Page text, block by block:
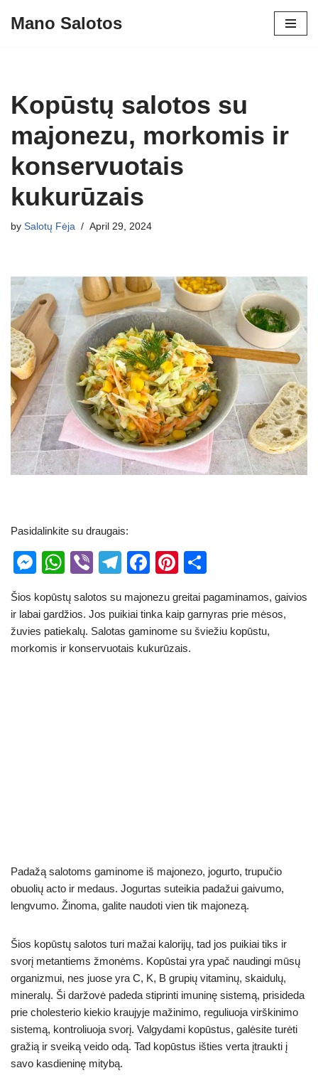
Mano Salotos
Kopūstų salotos su
majonezu, morkomis ir
konservuotais
kukurūzais
by Salotų Fėja April 29, 2024
Pasidalinkite su draugais:
M
ss
e
n
W
at
s
A
Vi
er
T
e
gr
a
F
c
e
b
Pi
er
e
st
ar
e
Šios kopūstų salotos su majonezu greitai pagaminamos, gaivios
ir labai gardžios. Jos puikiai tinka kaip garnyras prie mėsos,
žuvies patiekalų. Salotas gaminome su šviežiu kopūstu,
morkomis ir konservuotais kukurūzais.
Padažą salotoms gaminome iš majonezo, jogurto, trupučio
obuolių acto ir medaus. Jogurtas suteikia padažui gaivumo,
lengvumo. Žinoma, galite naudoti vien tik majonezą.
Šios kopūstų salotos turi mažai kalorijų, tad jos puikiai tiks ir
svorį metantiems žmonėms. Kopūstai yra ypač naudingi mūsų
organizmui, nes juose yra C, K, B grupių vitaminų, skaidulų,
mineralų. Ši daržovė padeda stiprinti imuninę sistemą, prisideda
prie cholesterio kiekio kraujyje mažinimo, reguliuoja virškinimo
sistemą, kontroliuoja svorį. Valgydami kopūstus, galėsite turėti
gražią ir sveiką veido odą. Tad kopūstus išties verta įtraukti į
savo kasdieninę mitybą.